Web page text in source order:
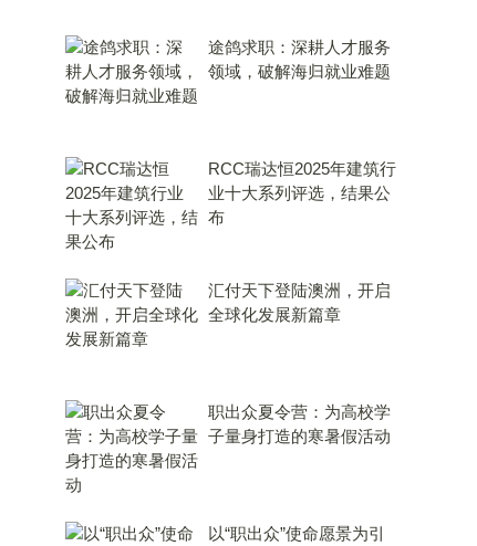
途鸽求职：深耕人才服务
领域，破解海归就业难题
RCC瑞达恒2025年建筑行
业十大系列评选，结果公
布
汇付天下登陆澳洲，开启
全球化发展新篇章
职出众夏令营：为高校学
子量身打造的寒暑假活动
以“职出众”使命愿景为引